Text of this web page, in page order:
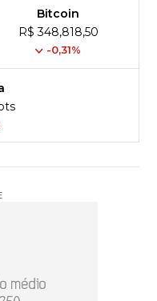
Bitcoin
R$ 348,818,50
-0,31%